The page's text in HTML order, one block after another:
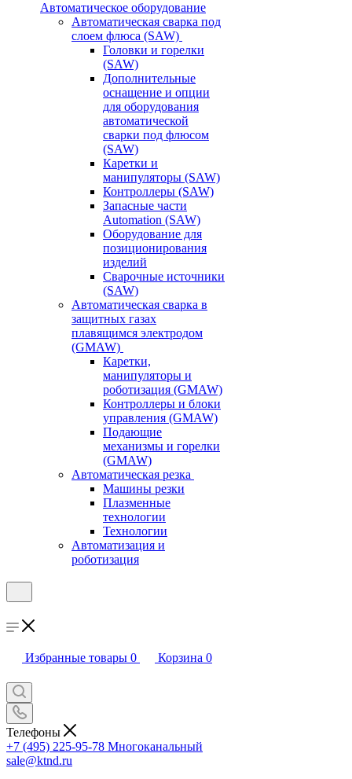
Автоматическое оборудование
Автоматическая сварка под
слоем флюса (SAW)
Головки и горелки
(SAW)
Дополнительные
оснащение и опции
для оборудования
автоматической
сварки под флюсом
(SAW)
Каретки и
манипуляторы (SAW)
Контроллеры (SAW)
Запасные части
Automation (SAW)
Оборудование для
позиционирования
изделий
Сварочные источники
(SAW)
Автоматическая сварка в
защитных газах
плавящимся электродом
(GMAW)
Каретки,
манипуляторы и
роботизация (GMAW)
Контроллеры и блоки
управления (GMAW)
Подающие
механизмы и горелки
(GMAW)
Автоматическая резка
Машины резки
Плазменные
технологии
Технологии
Автоматизация и
роботизация
Избранные товары 0 Корзина 0
Телефоны
+7 (495) 225-95-78 Многоканальный
sale@ktnd.ru